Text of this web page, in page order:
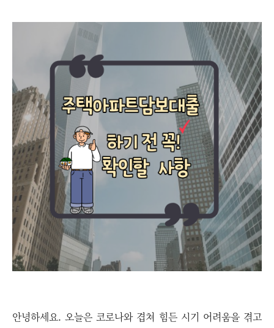
안녕하세요. 오늘은 코로나와 겹쳐 힘든 시기 어려움을 겪고